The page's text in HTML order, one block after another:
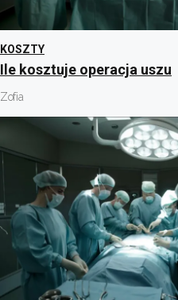
KOSZTY
Ile kosztuje operacja uszu
Zofia